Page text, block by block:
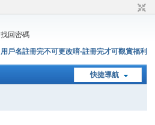
找回密碼
用戶名註冊完不可更改唷-註冊完才可觀賞福利
快捷導航